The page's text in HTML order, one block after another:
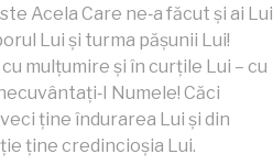
Acela Care ne‑a făcut și ai Lui
Lui și turma pășunii Lui!
mulțumire și în curțile Lui – cu
Numele! Căci
ține îndurarea Lui și din
ține credincioșia Lui.